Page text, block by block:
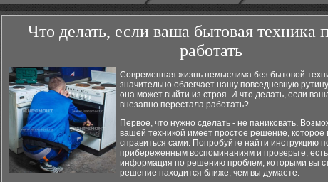
Что делать, если ваша бытовая техника
работать
Современная жизнь немыслима без бытовой
значительно облегчает нашу повседневную
она может выйти из строя. И что делать, если
внезапно перестала работать?
Первое, что нужно сделать - не паниковать.
вашей техникой имеет простое решение, которое
справиться сами. Попробуйте найти инструкцию
прибереженным воспоминаниям и проверьте,
информация по решению проблем, которыми вы
решение находится ближе, чем вы думаете.